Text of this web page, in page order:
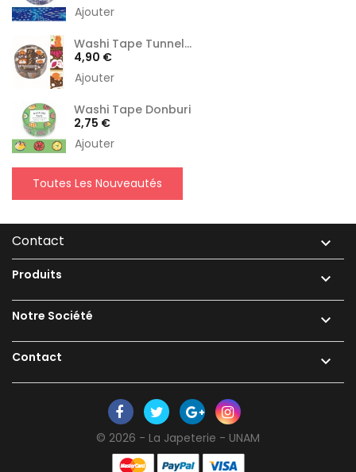
Ajouter
Washi Tape Tunnel...
Prix
4,90 €
Ajouter
Washi Tape Donburi
Prix
2,75 €
Ajouter
Toutes Les Nouveautés
Contact 
Produits 
Notre Société 
Contact 
© 2026 - La Japeterie - UNAM